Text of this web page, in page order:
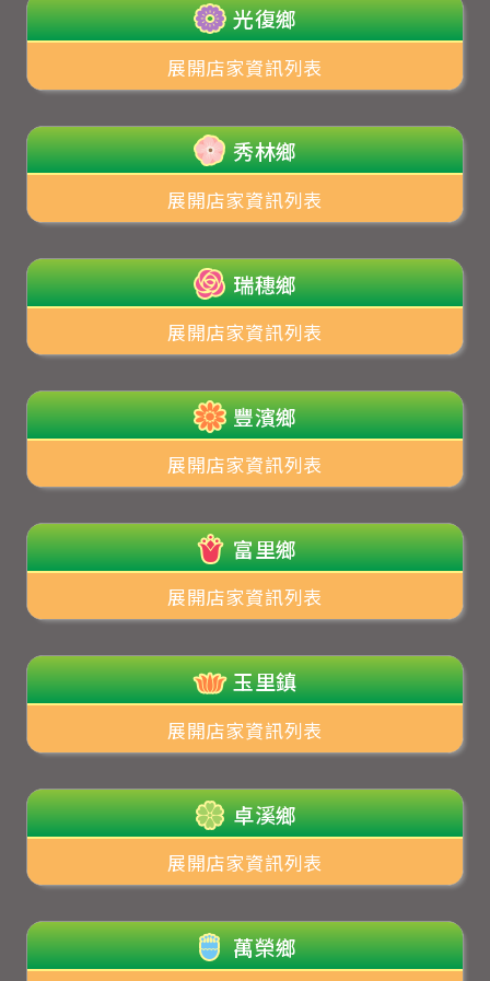
光復鄉
展開店家資訊列表
秀林鄉
展開店家資訊列表
瑞穗鄉
展開店家資訊列表
豐濱鄉
展開店家資訊列表
富里鄉
展開店家資訊列表
玉里鎮
展開店家資訊列表
卓溪鄉
展開店家資訊列表
萬榮鄉